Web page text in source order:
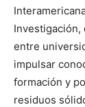
Investigación,
entre
impulsar
formación y
residuos